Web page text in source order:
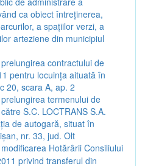
ca obiect întreţinerea,
a spaţiilor verzi, a
arteziene din municipiul
contractului de
pentru locuinţa aituată în
20, scara A, ap. 2
termenului de
S.C. LOCTRANS S.A.
de autogară, situat în
nr. 33, jud. Olt
Hotărârii Consiliului
privind transferul din